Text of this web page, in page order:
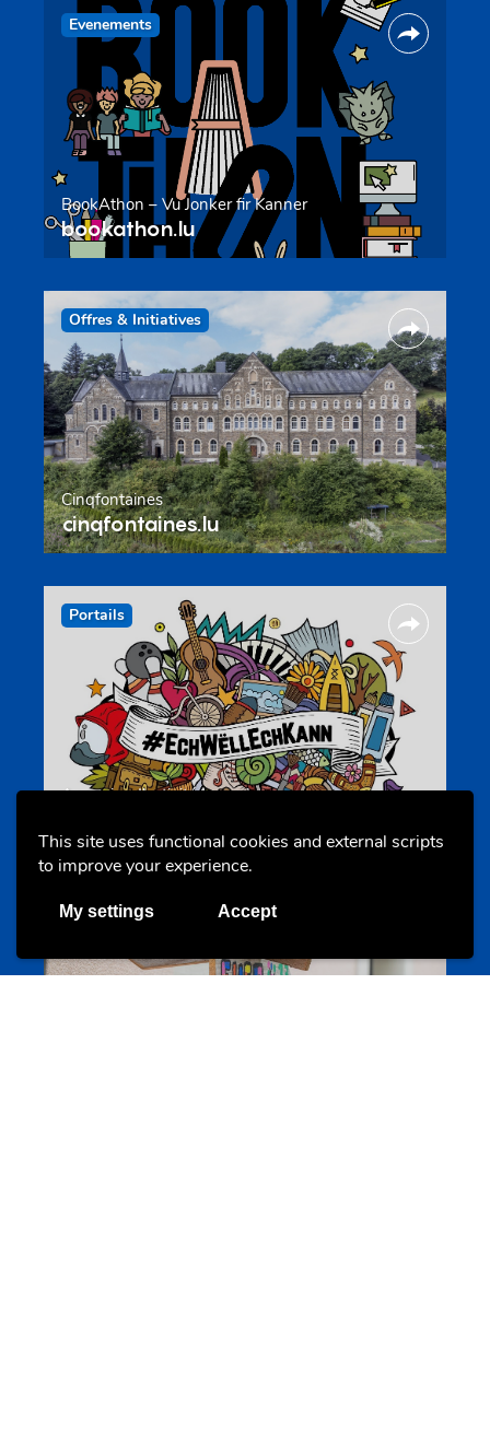
This site uses functional cookies and external scripts
to improve your experience.
My settings Accept
Evenements
BookAthon – Vu Jonker fir Kanner
bookathon.lu
Offres & Initiatives
Cinqfontaines
cinqfontaines.lu
Portails
Annuaire d’activités pour jeunes
Offres & Initiatives